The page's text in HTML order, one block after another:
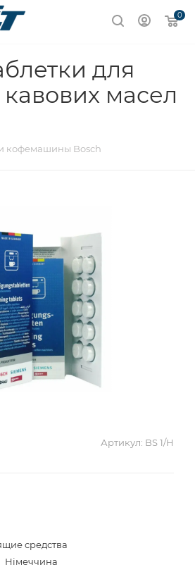
0
для
масел
кофемашины Bosch
Артикул: BS 1/H
средства
Німеччина